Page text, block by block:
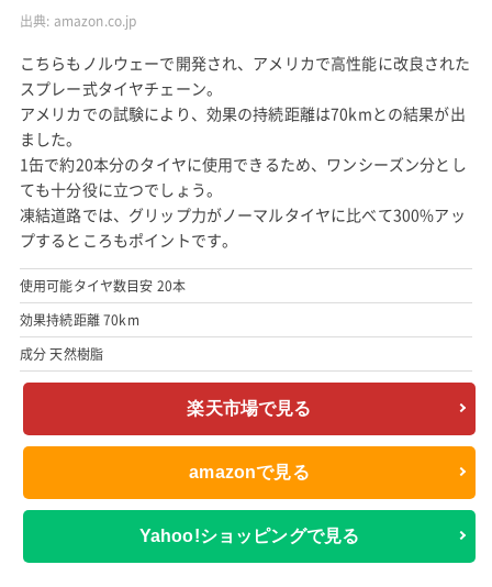
出典: amazon.co.jp
こちらもノルウェーで開発され、アメリカで高性能に改良された
スプレー式タイヤチェーン。
アメリカでの試験により、効果の持続距離は70kmとの結果が出
ました。
1缶で約20本分のタイヤに使用できるため、ワンシーズン分とし
ても十分役に立つでしょう。
凍結道路では、グリップ力がノーマルタイヤに比べて300%アッ
プするところもポイントです。
使用可能タイヤ数目安 20本
効果持続距離 70km
成分 天然樹脂
楽天市場で見る
amazonで見る
Yahoo!ショッピングで見る